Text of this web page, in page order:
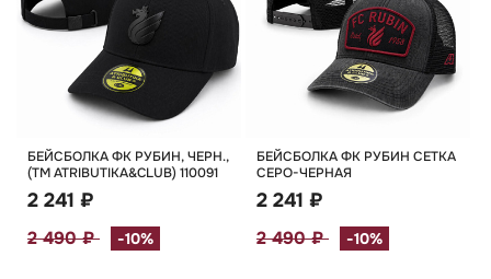
БЕЙСБОЛКА ФК РУБИН, ЧЕРН.,
(TM ATRIBUTIKA&CLUB) 110091
2 241 ₽
2 490 ₽ -10%
БЕЙСБОЛКА ФК РУБИН СЕТКА
СЕРО-ЧЕРНАЯ
2 241 ₽
2 490 ₽ -10%